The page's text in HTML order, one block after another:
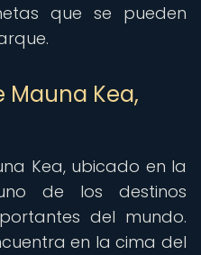
que se pueden
Mauna Kea,
Kea, ubicado en la
de los destinos
del mundo.
en la cima del